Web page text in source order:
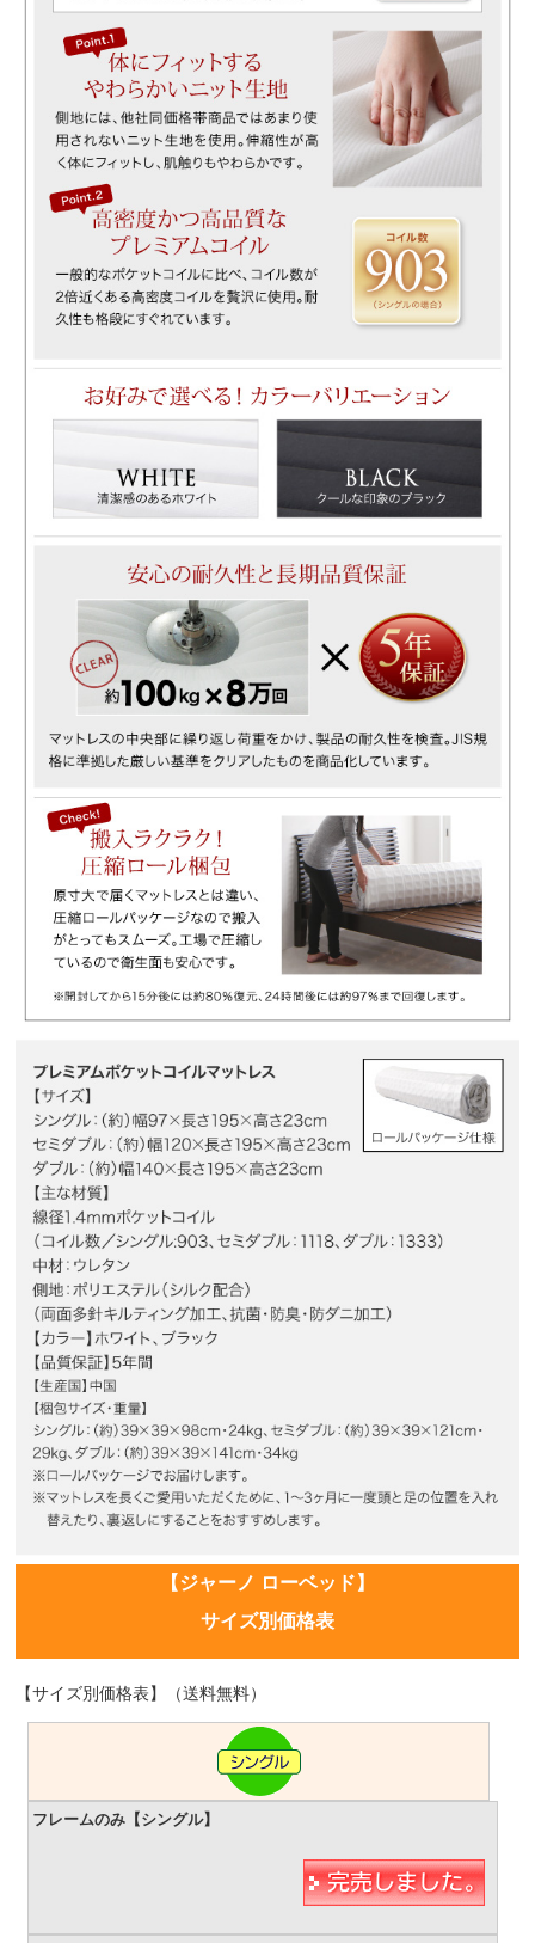
【ジャーノ ローベッド】
サイズ別価格表
【サイズ別価格表】（送料無料）